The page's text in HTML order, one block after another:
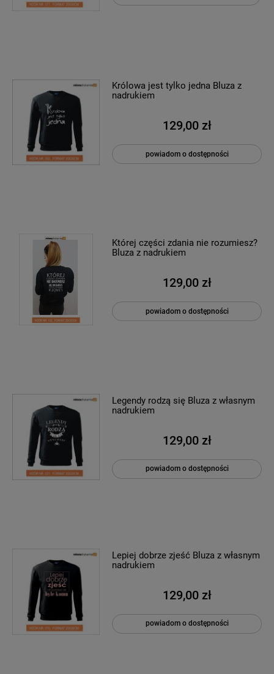
Królowa jest tylko jedna Bluza z
nadrukiem
129,00 zł
powiadom o dostępności
Której części zdania nie rozumiesz?
Bluza z nadrukiem
129,00 zł
powiadom o dostępności
Legendy rodzą się Bluza z własnym
nadrukiem
129,00 zł
powiadom o dostępności
Lepiej dobrze zjeść Bluza z własnym
nadrukiem
129,00 zł
powiadom o dostępności